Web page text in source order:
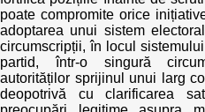
Trend Hunter
Buletin EU-STRAT
Aplică la BUNELE PRACTICI
poate compromite orice
adoptarea unui sistem
circumscripții, în locul
partid, într-o singură
autorităților sprijinul unui larg
deopotrivă cu clarificarea